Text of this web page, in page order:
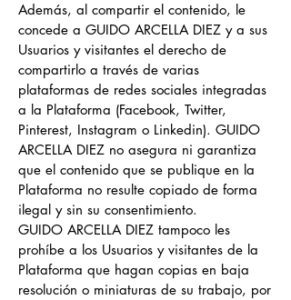
Además, al compartir el contenido, le
concede a GUIDO ARCELLA DIEZ y a sus
Usuarios y visitantes el derecho de
compartirlo a través de varias
plataformas de redes sociales integradas
a la Plataforma (Facebook, Twitter,
Pinterest, Instagram o Linkedin). GUIDO
ARCELLA DIEZ no asegura ni garantiza
que el contenido que se publique en la
Plataforma no resulte copiado de forma
ilegal y sin su consentimiento.
GUIDO ARCELLA DIEZ tampoco les
prohíbe a los Usuarios y visitantes de la
Plataforma que hagan copias en baja
resolución o miniaturas de su trabajo, por